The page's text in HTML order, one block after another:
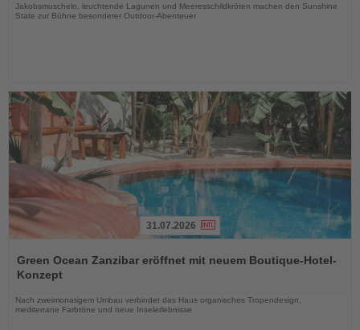
Jakobsmuscheln, leuchtende Lagunen und Meeresschildkröten machen den Sunshine
State zur Bühne besonderer Outdoor-Abenteuer
Sie
die
Nachrichten
31.07.2026
Green Ocean Zanzibar eröffnet mit neuem Boutique-Hotel-
Konzept
Nach zweimonatigem Umbau verbindet das Haus organisches Tropendesign,
mediterrane Farbtöne und neue Inselerlebnisse